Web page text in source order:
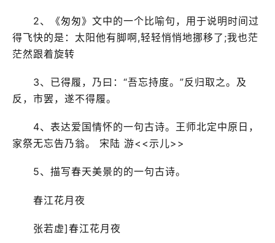
2、《匆匆》文中的一个比喻句，用于说明时间过
得飞快的是：太阳他有脚啊,轻轻悄悄地挪移了;我也茫
茫然跟着旋转
3、已得履，乃曰：“吾忘持度。”反归取之。及
反，市罢，遂不得履。
4、表达爱国情怀的一句古诗。王师北定中原日，
家祭无忘告乃翁。 宋陆 游<<示儿>>
5、描写春天美景的的一句古诗。
春江花月夜
张若虚]春江花月夜